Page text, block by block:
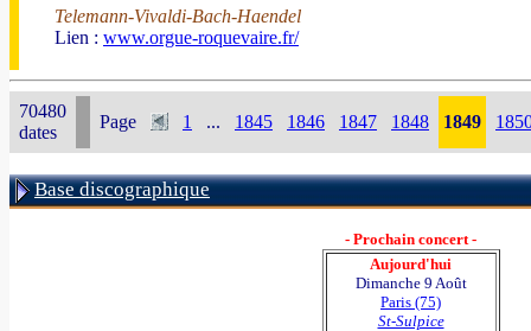
Telemann-Vivaldi-Bach-Haendel
Lien : www.orgue-roquevaire.fr/
70480
dates
Page 1 ... 1845 1846 1847 1848 1849
Base discographique
- Prochain concert -
Aujourd'hui
Dimanche 9 Août
Paris (75)
St-Sulpice